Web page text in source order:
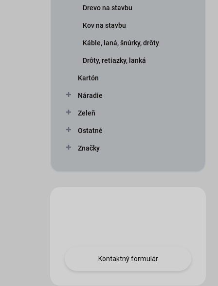
Drevo na stavbu
Kov na stavbu
Káble, laná, šnúrky, drôty
Drôty, retiazky, lanká
Kartón
Náradie
Zeleň
Ostatné
Značky
Kontaktný formulár